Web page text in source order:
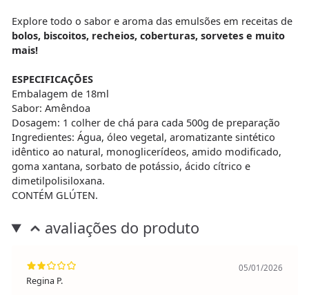
Explore todo o sabor e aroma das emulsões em receitas de
bolos, biscoitos, recheios, coberturas, sorvetes e muito
mais!
ESPECIFICAÇÕES
Embalagem de 18ml
Sabor: Amêndoa
Dosagem: 1 colher de chá para cada 500g de preparação
Ingredientes: Água, óleo vegetal, aromatizante sintético
idêntico ao natural, monoglicerídeos, amido modificado,
goma xantana, sorbato de potássio, ácido cítrico e
dimetilpolisiloxana.
CONTÉM GLÚTEN.
avaliações do produto
Regina P.
05/01/2026